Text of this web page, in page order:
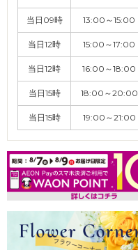
当日09時 13:00～15:00
当日12時 15:00～17:00
当日12時 16:00～18:00
当日15時 18:00～20:00
当日15時 19:00～21:00